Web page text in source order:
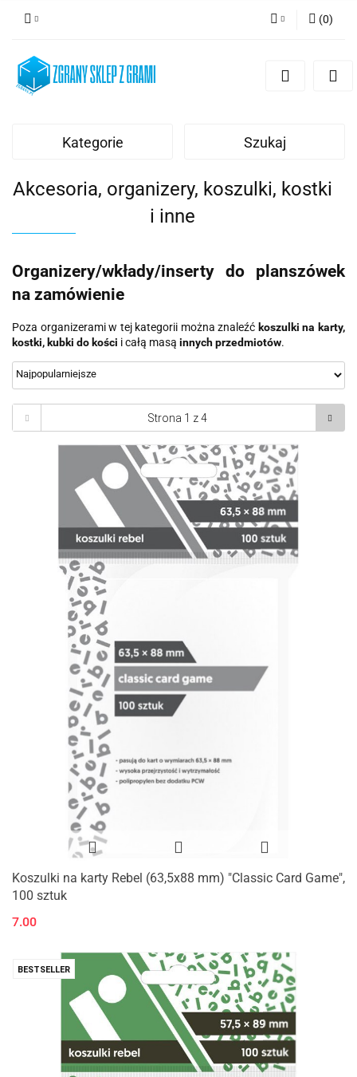
Zarejestruj się
(0)
Kategorie Szukaj
Akcesoria, organizery, koszulki, kostki
i inne
Organizery/wkłady/inserty do planszówek
na zamówienie
Poza organizerami w tej kategorii można znaleźć koszulki na karty,
kostki, kubki do kości i całą masą innych przedmiotów.
Koszulki na karty Rebel (63,5x88 mm) "Classic Card Game",
100 sztuk
7.00
BESTSELLER